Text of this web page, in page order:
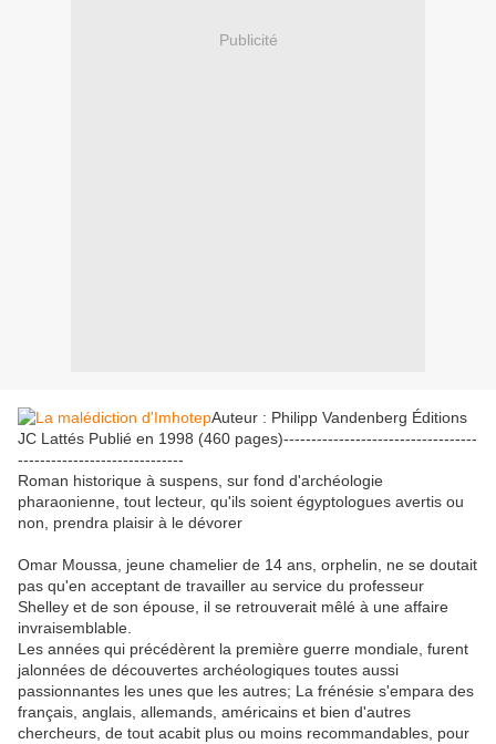
Publicité
Auteur : Philipp Vandenberg Éditions
JC Lattés Publié en 1998 (460 pages)-----------------------------------
------------------------------
Roman historique à suspens, sur fond d'archéologie
pharaonienne, tout lecteur, qu'ils soient égyptologues avertis ou
non, prendra plaisir à le dévorer
Omar Moussa, jeune chamelier de 14 ans, orphelin, ne se doutait
pas qu'en acceptant de travailler au service du professeur
Shelley et de son épouse, il se retrouverait mêlé à une affaire
invraisemblable.
Les années qui précédèrent la première guerre mondiale, furent
jalonnées de découvertes archéologiques toutes aussi
passionnantes les unes que les autres; La frénésie s'empara des
français, anglais, allemands, américains et bien d'autres
chercheurs, de tout acabit plus ou moins recommandables, pour